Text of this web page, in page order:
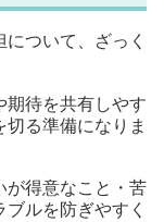
ついて、ざっく
期待を共有しやす
る準備になりま
が得意なこと・苦
ルを防ぎやすく